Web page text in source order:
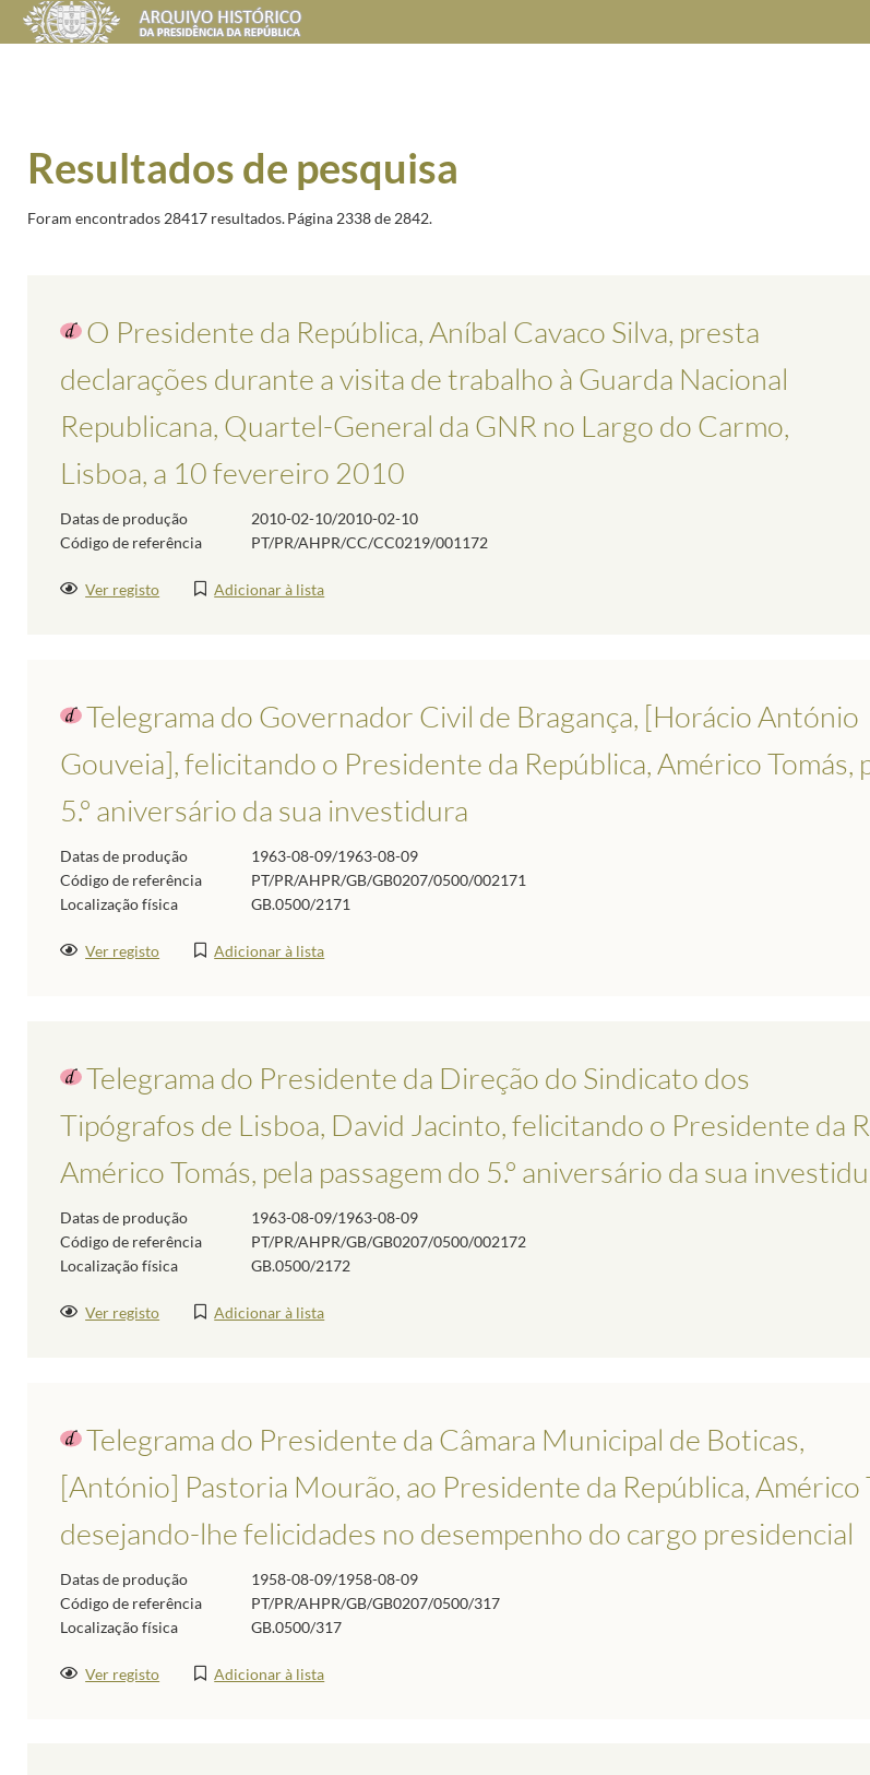
Resultados de pesquisa
Foram encontrados 28417 resultados.Página 2338 de 2842.
O Presidente da República, Aníbal Cavaco Silva, presta
declarações durante a visita de trabalho à Guarda Nacional
Republicana, Quartel-General da GNR no Largo do Carmo,
Lisboa, a 10 fevereiro 2010
Datas de produção
2010-02-10/2010-02-10
Código de referência
PT/PR/AHPR/CC/CC0219/001172
Ver registo Adicionar à lista
Telegrama do Governador Civil de Bragança, [Horácio António
Gouveia], felicitando o Presidente da República, Américo Tomás,
5.º aniversário da sua investidura
Datas de produção
1963-08-09/1963-08-09
Código de referência
PT/PR/AHPR/GB/GB0207/0500/002171
Localização física
GB.0500/2171
Ver registo Adicionar à lista
Telegrama do Presidente da Direção do Sindicato dos
Tipógrafos de Lisboa, David Jacinto, felicitando o Presidente da
Américo Tomás, pela passagem do 5.º aniversário da sua
Datas de produção
1963-08-09/1963-08-09
Código de referência
PT/PR/AHPR/GB/GB0207/0500/002172
Localização física
GB.0500/2172
Ver registo Adicionar à lista
Telegrama do Presidente da Câmara Municipal de Boticas,
[António] Pastoria Mourão, ao Presidente da República, Américo
desejando-lhe felicidades no desempenho do cargo presidencial
Datas de produção
1958-08-09/1958-08-09
Código de referência
PT/PR/AHPR/GB/GB0207/0500/317
Localização física
GB.0500/317
Ver registo Adicionar à lista